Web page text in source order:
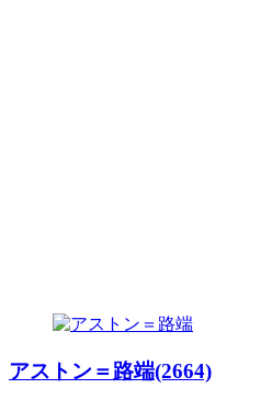
アストン＝路端(2664)